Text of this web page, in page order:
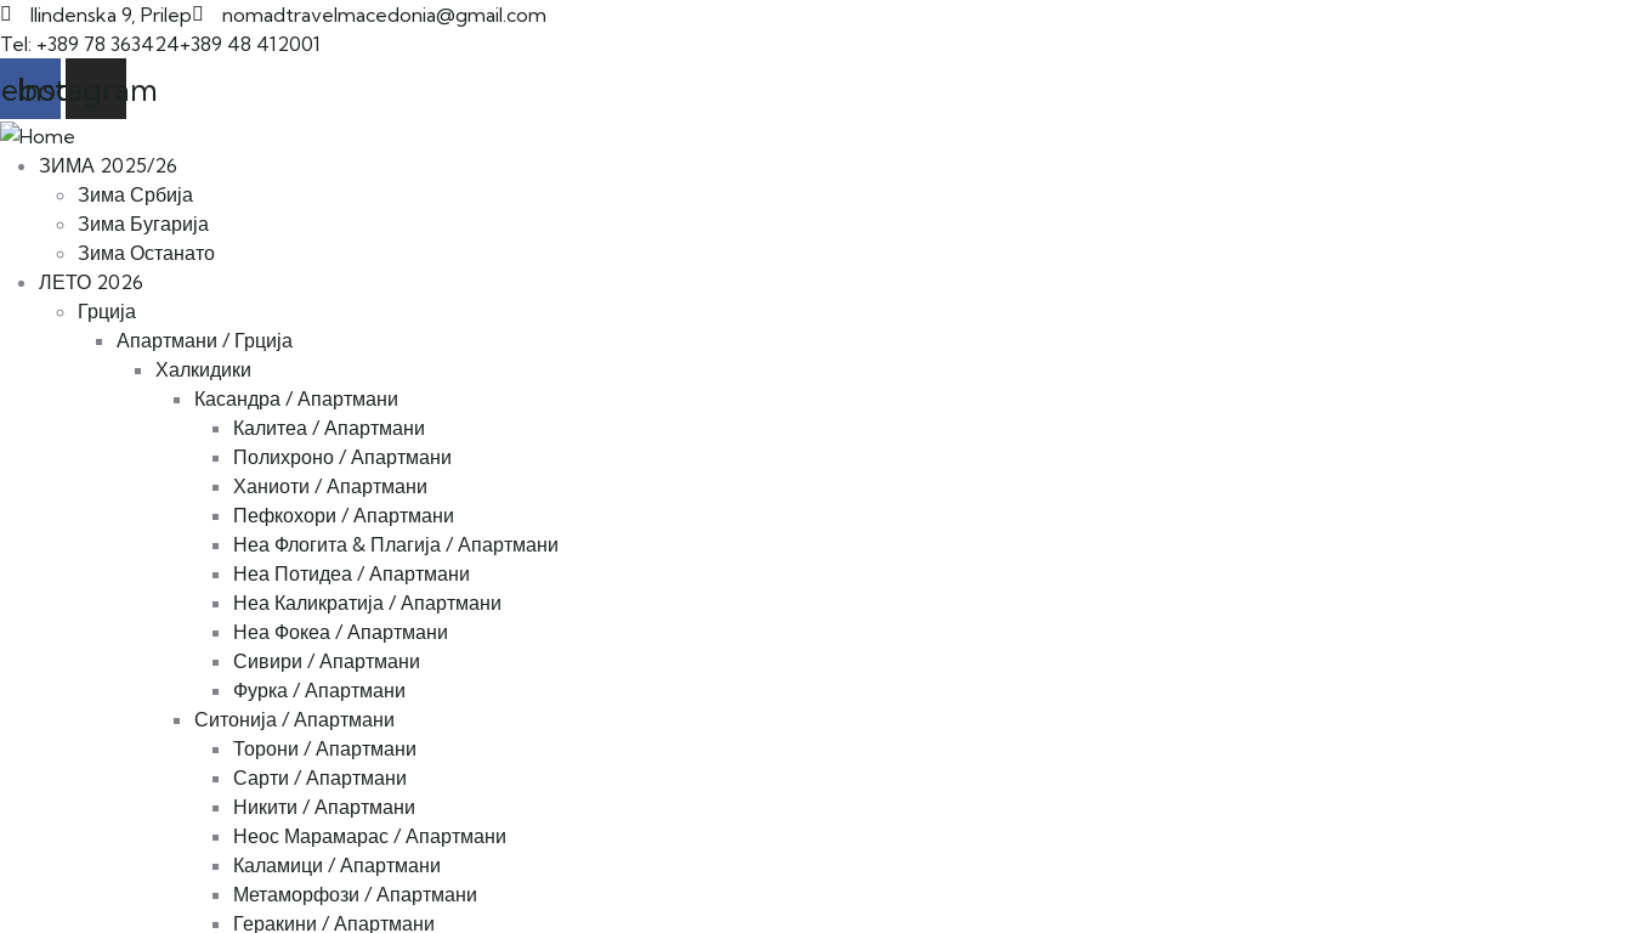
Ilindenska 9, Prilep
nomadtravelmacedonia@gmail.com
Tel: +389 78 363424+389 48 412001
Instagram
ЗИМА 2025/26
Зима Србија
Зима Бугарија
Зима Останато
ЛЕТО 2026
Грција
Апартмани / Грција
Халкидики
Касандра / Апартмани
Калитеа / Апартмани
Полихроно / Апартмани
Ханиоти / Апартмани
Пефкохори / Апартмани
Неа Флогита & Плагија / Апартмани
Неа Потидеа / Апартмани
Неа Каликратија / Апартмани
Неа Фокеа / Апартмани
Сивири / Апартмани
Фурка / Апартмани
Ситонија / Апартмани
Торони / Апартмани
Сарти / Апартмани
Никити / Апартмани
Неос Марамарас / Апартмани
Каламици / Апартмани
Метаморфози / Апартмани
Геракини / Апартмани